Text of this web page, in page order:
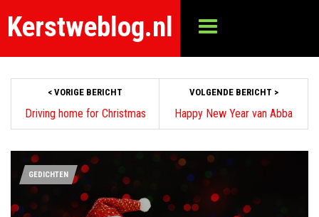
Kerstweblog.nl
< VORIGE BERICHT
Driving home for Christmas
VOLGENDE BERICHT >
Happy New Year van Abba
GEDICHTEN